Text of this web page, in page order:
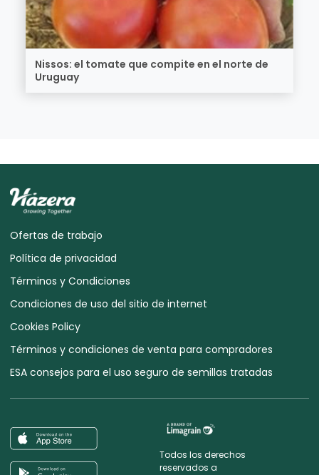
Nissos: el tomate que compite en el norte de
Uruguay
Ofertas de trabajo
Política de privacidad
Términos y Condiciones
Condiciones de uso del sitio de internet
Cookies Policy
Términos y condiciones de venta para compradores
ESA consejos para el uso seguro de semillas tratadas
Todos los derechos
reservados a